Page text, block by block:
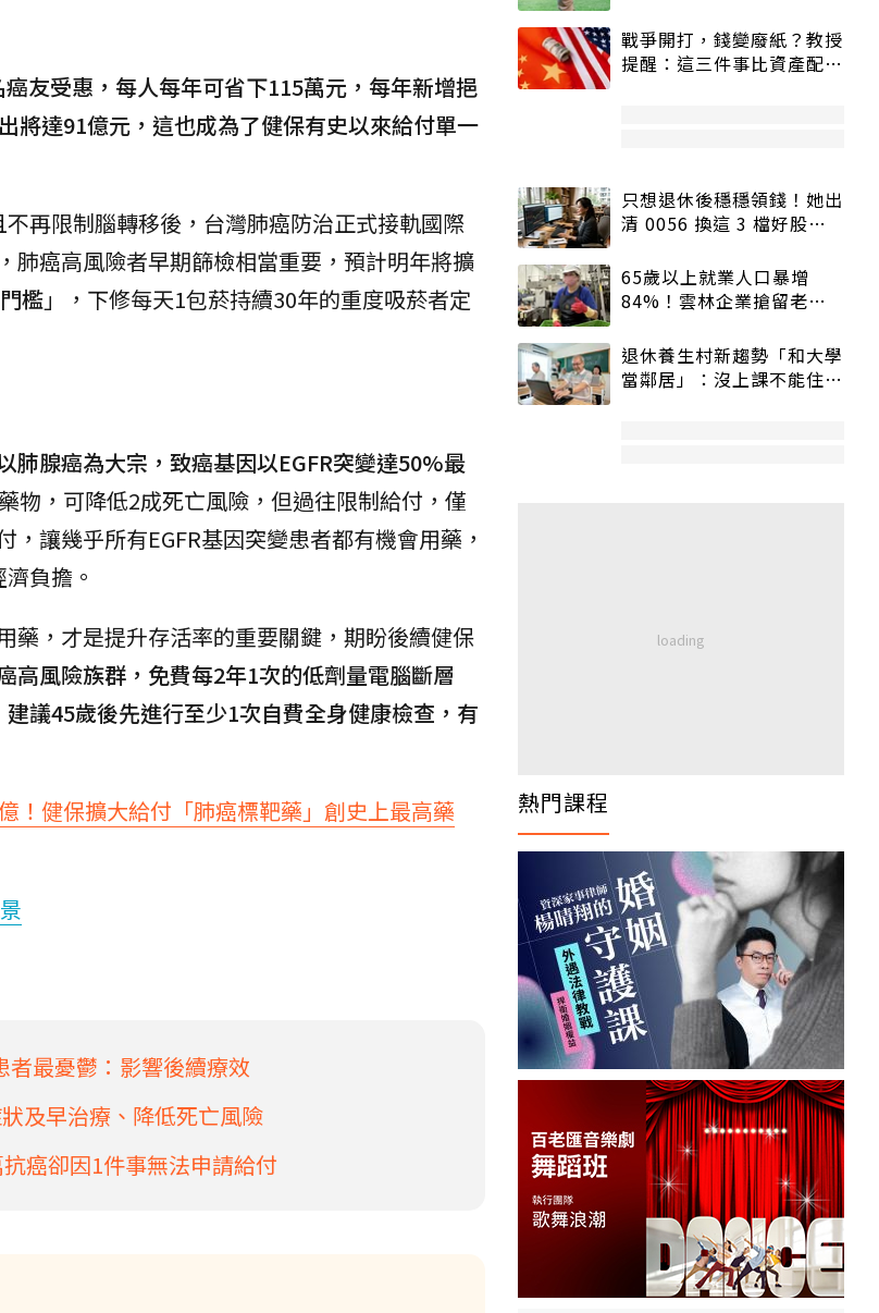
友受惠，每人每年可省下115萬元，每年新增挹
將達91億元，這也成為了健保有史以來給付單一
再限制腦轉移後，台灣肺癌防治正式接軌國際
肺癌高風險者早期篩檢相當重要，預計明年將擴
檻」，下修每天1包菸持續30年的重度吸菸者定
肺腺癌為大宗，致癌基因以EGFR突變達50%最
物，可降低2成死亡風險，但過往限制給付，僅
讓幾乎所有EGFR基因突變患者都有機會用藥，
負擔。
藥，才是提升存活率的重要關鍵，期盼後續健保
高風險族群，免費每2年1次的低劑量電腦斷層
議45歲後先進行至少1次自費全身健康檢查，有
！健保擴大給付「肺癌標靶藥」創史上最高藥
最憂鬱：影響後續療效
及早治療、降低死亡風險
癌卻因1件事無法申請給付
戰爭開打，錢變廢紙？教授
提醒：這三件事比資產配置
只想退休後穩穩領錢！她出
清 0056 換這 3 檔好股：
65歲以上就業人口暴增
84%！雲林企業搶留老員
退休養生村新趨勢「和大學
當鄰居」：沒上課不能住、
熱門課程